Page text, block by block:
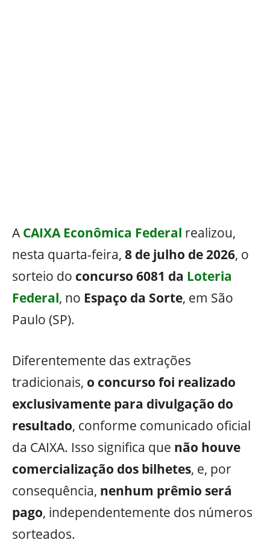
ACAIXA Econômica Federal realizou,
nesta quarta-feira, 8 de julho de 2026, o
sorteio do concurso 6081 da Loteria
Federal, no Espaço da Sorte, em São
Paulo (SP).
Diferentemente das extrações
tradicionais, o concurso foi realizado
exclusivamente para divulgação do
resultado, conforme comunicado oficial
da CAIXA. Isso significa que não houve
comercialização dos bilhetes, e, por
consequência, nenhum prêmio será
pago, independentemente dos números
sorteados.